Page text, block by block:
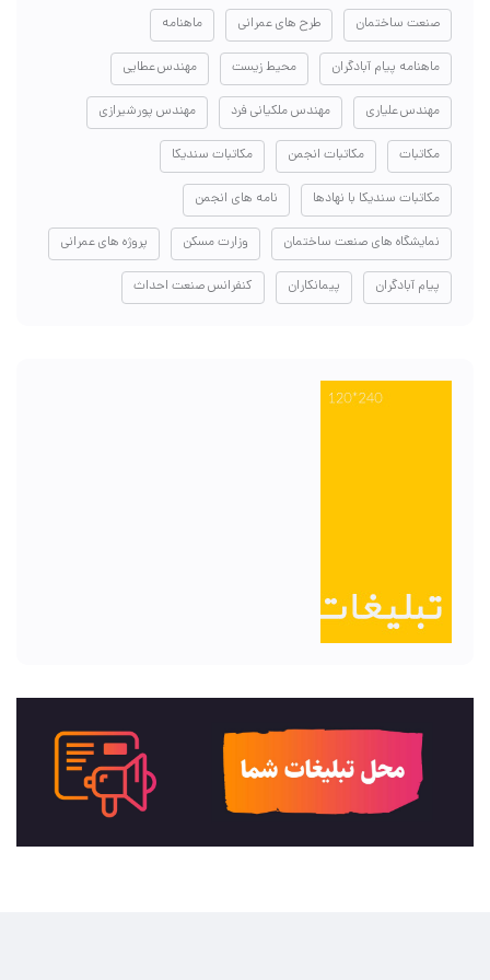
صنعت ساختمان طرح های عمرانی ماهنامه
ماهنامه پیام آبادگران محیط زیست مهندس عطایی
مهندس علیاری مهندس ملکیانی فرد مهندس پورشیرازی
مکاتبات مکاتبات انجمن مکاتبات سندیکا
مکاتبات سندیکا با نهادها نامه های انجمن
نمایشگاه های صنعت ساختمان وزارت مسکن پروژه های عمرانی
پیام آبادگران پیمانکاران کنفرانس صنعت احداث